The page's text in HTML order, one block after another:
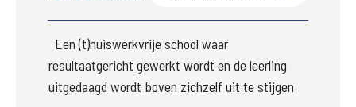
Een (t)huiswerkvrije school waar
resultaatgericht gewerkt wordt en de leerling
uitgedaagd wordt boven zichzelf uit te stijgen